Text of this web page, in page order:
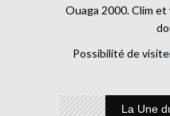
Ouaga 2000. Clim
Possibilité de
La Une